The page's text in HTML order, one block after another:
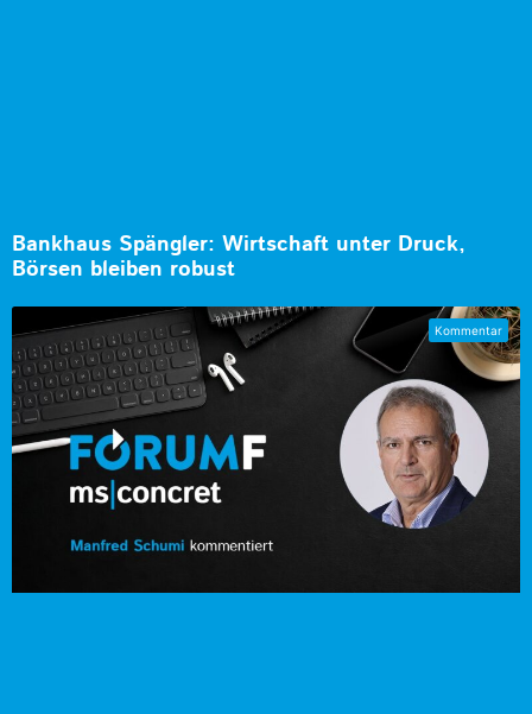
Bankhaus Spängler: Wirtschaft unter Druck,
Börsen bleiben robust